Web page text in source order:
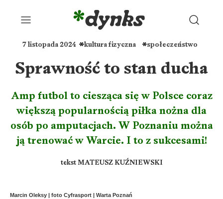
7 listopada 2024 kultura fizyczna społeczeństwo
Sprawność to stan ducha
Amp futbol to ciesząca się w Polsce coraz
większą popularnością piłka nożna dla
osób po amputacjach. W Poznaniu można
ją trenować w Warcie. I to z sukcesami!
tekst MATEUSZ KUŹNIEWSKI
Marcin Oleksy | foto Cyfrasport | Warta Poznań